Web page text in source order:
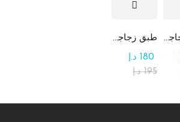
طبق زجاجي دائري للحلوى مع الشوكولاتة طبق زجاجي مربع يحتوي على الرهش
195 د.إ
180 د.إ